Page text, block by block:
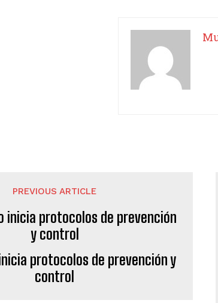
PREVIOUS ARTICLE
protocolos de prevención y
control